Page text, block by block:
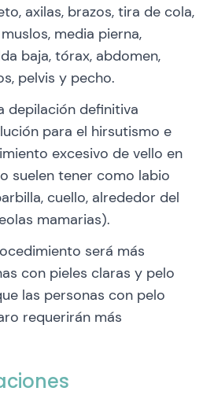
axilas, brazos, tira de cola,
media pierna,
baja, tórax, abdomen,
pelvis y pecho.
depilación definitiva
para el hirsutismo e
excesivo de vello en
suelen tener como labio
cuello, alrededor del
mamarias).
será más
con pieles claras y pelo
las personas con pelo
requerirán más